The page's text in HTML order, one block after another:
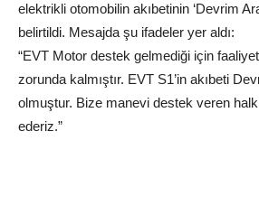
elektrikli otomobilin akıbetinin ‘Devrim
belirtildi. Mesajda şu ifadeler yer aldı:
“EVT Motor destek gelmediği için
zorunda kalmıştır. EVT S1’in akıbeti
olmuştur. Bize manevi destek veren
ederiz.”